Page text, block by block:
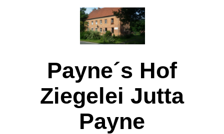
Payne´s Hof
Ziegelei Jutta
Payne